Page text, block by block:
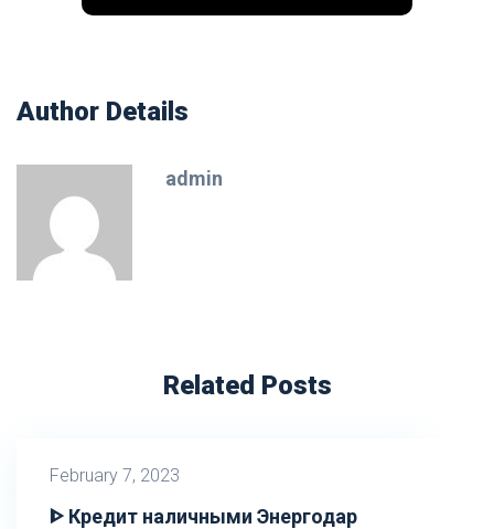
Author Details
admin
Related Posts
February 7, 2023
ᐈ Кредит наличными Энергодар